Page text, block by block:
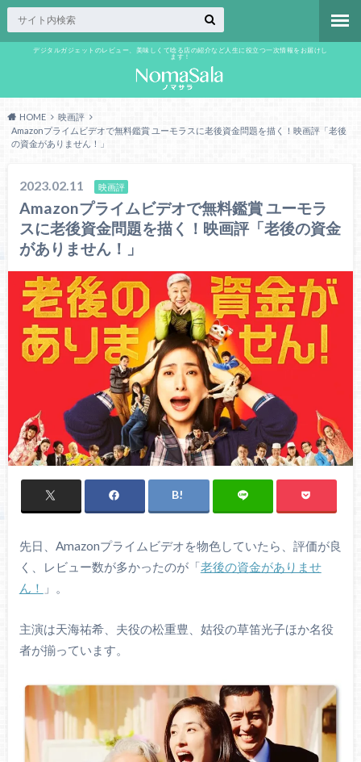
デジタルガジェットのレビュー、美味しくて唸る店の紹介など人生に役立つ一次情報をお届けし
ます！
HOME
映画評
Amazonプライムビデオで無料鑑賞 ユーモラスに老後資金問題を描く！映画評「老後
の資金がありません！」
2023.02.11 映画評
Amazonプライムビデオで無料鑑賞 ユーモラ
スに老後資金問題を描く！映画評「老後の資金
がありません！」
先日、Amazonプライムビデオを物色していたら、評価が良
く、レビュー数が多かったのが「老後の資金がありませ
ん！
」。
主演は天海祐希、夫役の松重豊、姑役の草笛光子ほか名役
者が揃っています。